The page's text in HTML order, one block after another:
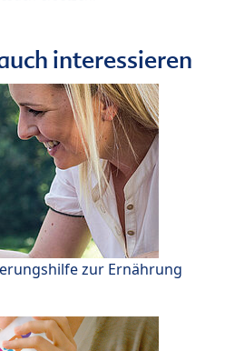
interessieren
zur Ernährung